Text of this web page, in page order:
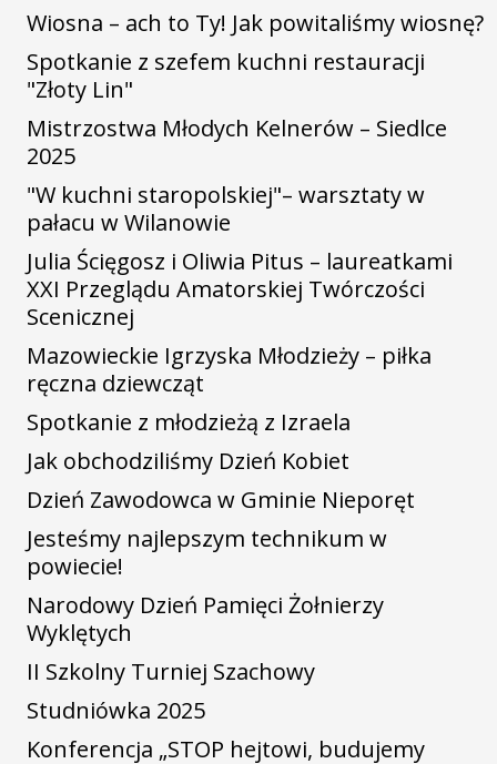
Wiosna – ach to Ty! Jak powitaliśmy wiosnę?
Spotkanie z szefem kuchni restauracji
"Złoty Lin"
Mistrzostwa Młodych Kelnerów – Siedlce
2025
"W kuchni staropolskiej"– warsztaty w
pałacu w Wilanowie
Julia Ścięgosz i Oliwia Pitus – laureatkami
XXI Przeglądu Amatorskiej Twórczości
Scenicznej
Mazowieckie Igrzyska Młodzieży – piłka
ręczna dziewcząt
Spotkanie z młodzieżą z Izraela
Jak obchodziliśmy Dzień Kobiet
Dzień Zawodowca w Gminie Nieporęt
Jesteśmy najlepszym technikum w
powiecie!
Narodowy Dzień Pamięci Żołnierzy
Wyklętych
II Szkolny Turniej Szachowy
Studniówka 2025
Konferencja „STOP hejtowi, budujemy